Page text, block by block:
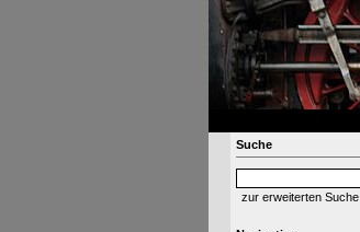
Suche
zur erweiterten Suche